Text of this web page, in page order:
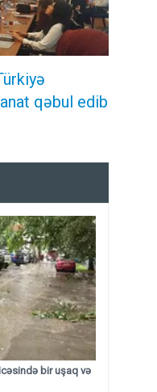
qəbul edib
bir uşaq və